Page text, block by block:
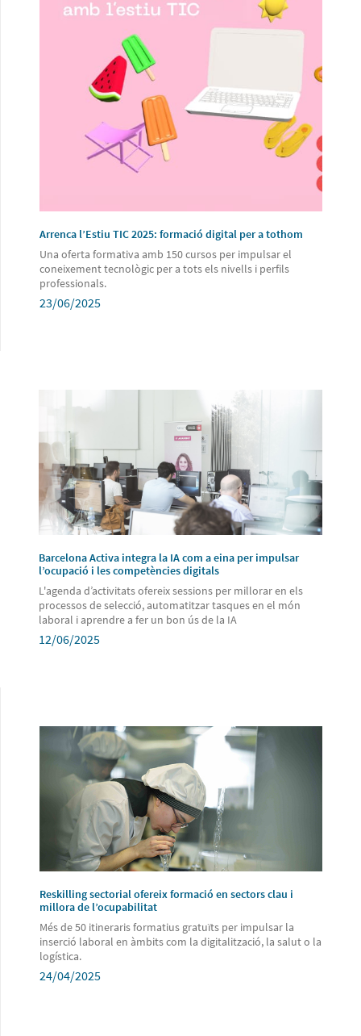
Arrenca l’Estiu TIC 2025: formació digital per a tothom
Una oferta formativa amb 150 cursos per impulsar el
coneixement tecnològic per a tots els nivells i perfils
professionals.
23/06/2025
Barcelona Activa integra la IA com a eina per impulsar
l’ocupació i les competències digitals
L'agenda d’activitats ofereix sessions per millorar en els
processos de selecció, automatitzar tasques en el món
laboral i aprendre a fer un bon ús de la IA
12/06/2025
Reskilling sectorial ofereix formació en sectors clau i
millora de l’ocupabilitat
Més de 50 itineraris formatius gratuïts per impulsar la
inserció laboral en àmbits com la digitalització, la salut o la
logística.
24/04/2025